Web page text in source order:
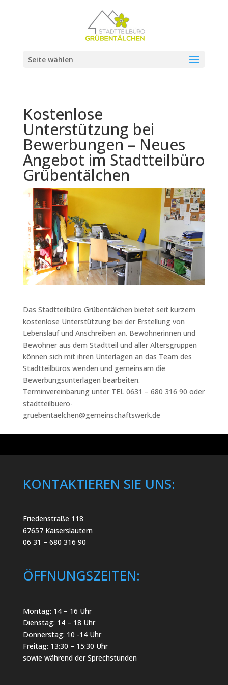
Seite wählen
Kostenlose
Unterstützung bei
Bewerbungen – Neues
Angebot im Stadtteilbüro
Grübentälchen
Das Stadtteilbüro Grübentälchen bietet seit kurzem
kostenlose Unterstützung bei der Erstellung von
Lebenslauf und Anschreiben an. Bewohnerinnen und
Bewohner aus dem Stadtteil und aller Altersgruppen
können sich mit ihren Unterlagen an das Team des
Stadtteilbüros wenden und gemeinsam die
Bewerbungsunterlagen bearbeiten.
Terminvereinbarung unter TEL 0631 – 680 316 90 oder
stadtteilbuero-
gruebentaelchen@gemeinschaftswerk.de
KONTAKTIEREN SIE UNS:
Friedenstraße 118
67657 Kaiserslautern
06 31 – 680 316 90
ÖFFNUNGSZEITEN:
Montag: 14 – 16 Uhr
Dienstag: 14 – 18 Uhr
Donnerstag: 10 -14 Uhr
Freitag: 13:30 – 15:30 Uhr
sowie während der Sprechstunden